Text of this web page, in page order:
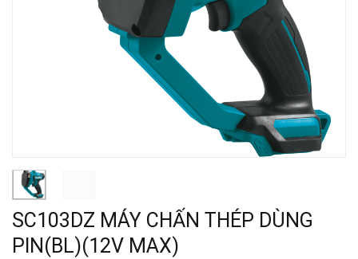
SC103DZ MÁY CHẤN THÉP DÙNG
PIN(BL)(12V MAX)